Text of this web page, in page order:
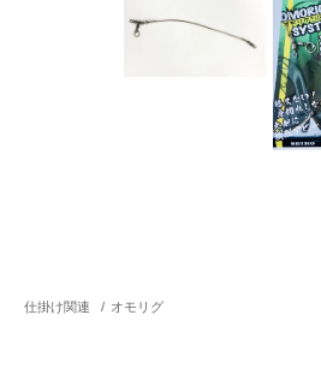
仕掛け関連 / オモリグ